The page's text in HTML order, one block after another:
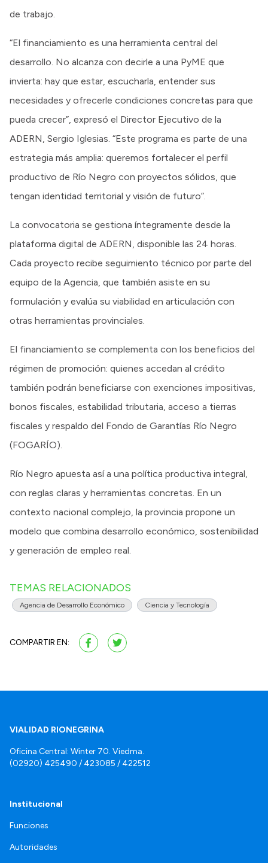
de trabajo.
“El financiamiento es una herramienta central del
desarrollo. No alcanza con decirle a una PyME que
invierta: hay que estar, escucharla, entender sus
necesidades y ofrecerle condiciones concretas para que
pueda crecer”, expresó el Director Ejecutivo de la
ADERN, Sergio Iglesias. “Este programa es parte de una
estrategia más amplia: queremos fortalecer el perfil
productivo de Río Negro con proyectos sólidos, que
tengan identidad territorial y visión de futuro”.
La convocatoria se gestiona íntegramente desde la
plataforma digital de ADERN, disponible las 24 horas.
Cada proyecto recibe seguimiento técnico por parte del
equipo de la Agencia, que también asiste en su
formulación y evalúa su viabilidad en articulación con
otras herramientas provinciales.
El financiamiento se complementa con los beneficios del
régimen de promoción: quienes accedan al crédito
también podrán beneficiarse con exenciones impositivas,
bonos fiscales, estabilidad tributaria, acceso a tierras
fiscales y respaldo del Fondo de Garantías Río Negro
(FOGARÍO).
Río Negro apuesta así a una política productiva integral,
con reglas claras y herramientas concretas. En un
contexto nacional complejo, la provincia propone un
modelo que combina desarrollo económico, sostenibilidad
y generación de empleo real.
TEMAS RELACIONADOS
Agencia de Desarrollo Económico Ciencia y Tecnología
COMPARTIR EN:
VIALIDAD RIONEGRINA
Oficina Central: Winter 70. Viedma.
(02920) 425490 / 423085 / 422512
Institucional
Funciones
Autoridades